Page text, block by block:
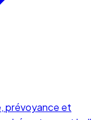
prévoyance et